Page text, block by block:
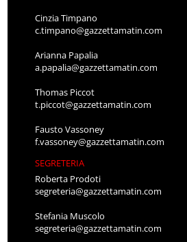
Cinzia Timpano
c.timpano@gazzettamatin.com
Arianna Papalia
a.papalia@gazzettamatin.com
Thomas Piccot
t.piccot@gazzettamatin.com
Fausto Vassoney
f.vassoney@gazzettamatin.com
SEGRETERIA
Roberta Prodoti
segreteria@gazzettamatin.com
Stefania Muscolo
segreteria@gazzettamatin.com